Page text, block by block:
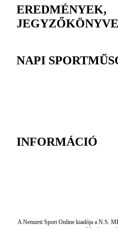
EREDMÉNYEK,
NAPI
INFORMÁCIÓ
A Nemzeti Sport Online kiadója a N.S.